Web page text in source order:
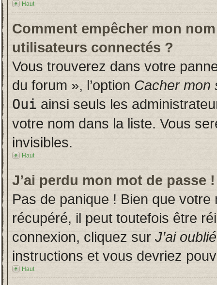
Haut
Comment empêcher mon
utilisateurs connectés ?
Vous trouverez dans votre
du forum », l’option Cacher mon
Oui ainsi seuls les
votre nom dans la liste. Vous
invisibles.
Haut
J’ai perdu mon mot de passe !
Pas de panique ! Bien que
récupéré, il peut toutefois être
connexion, cliquez sur J’ai
instructions et vous devriez
Haut